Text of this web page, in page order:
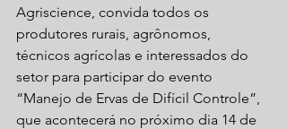
Agriscience, convida todos os
produtores rurais, agrônomos,
técnicos agrícolas e interessados do
setor para participar do evento
“Manejo de Ervas de Difícil Controle”,
que acontecerá no próximo dia 14 de